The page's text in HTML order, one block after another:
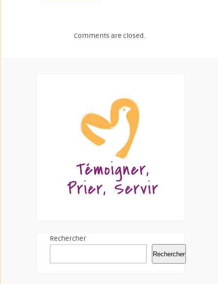
Comments are closed.
Rechercher
Rechercher